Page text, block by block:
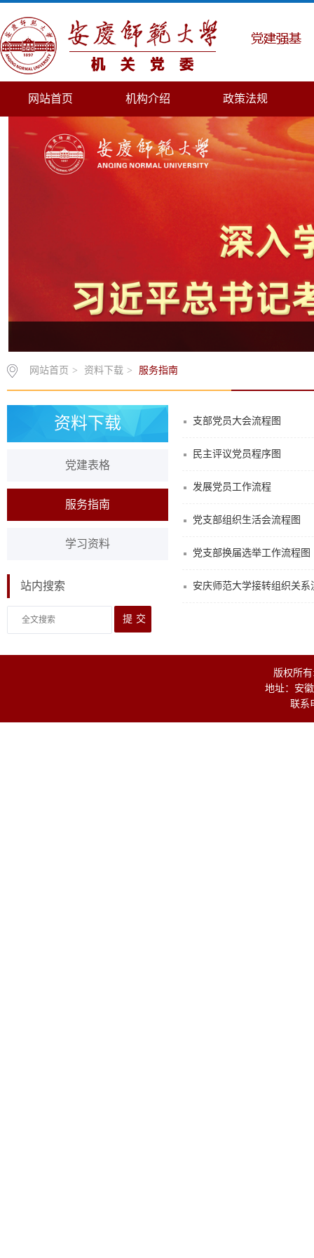
网站首页 机构介绍 政策法规
网站首页 > 资料下载 > 服务指南
资料下载
党建表格
服务指南
学习资料
站内搜索
支部党员大会流程图
民主评议党员程序图
发展党员工作流程
党支部组织生活会流程图
党支部换届选举工作流程图
安庆师范大学接转组织关系
版权所
地址：安
联系